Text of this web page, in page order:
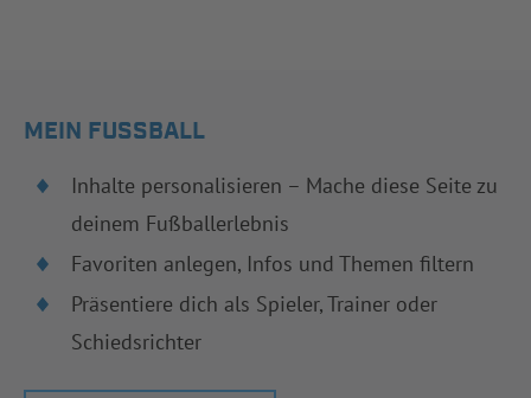
MEIN FUSSBALL
Inhalte personalisieren – Mache diese Seite zu
deinem Fußballerlebnis
Favoriten anlegen, Infos und Themen filtern
Präsentiere dich als Spieler, Trainer oder
Schiedsrichter